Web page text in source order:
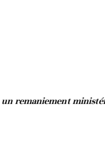
remaniement